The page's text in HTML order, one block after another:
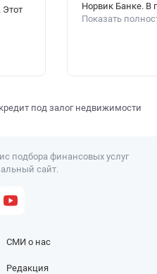
Этот
Норвик Банке. В
Показать
под залог недвижимости
подбора финансовых услуг
сайт.
СМИ о нас
Редакция